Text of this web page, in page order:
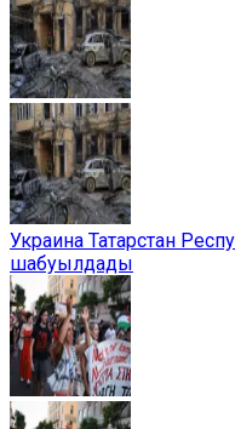
Украина Татарстан
шабуылдады